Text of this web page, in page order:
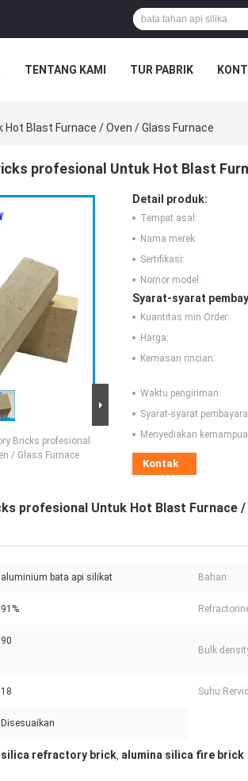
TENTANG KAMI TUR PABRIK
Blast Furnace / Oven / Glass Furnace
profesional Untuk Hot Blast
Bricks profesional
/ Glass Furnace
Detail produk:
Tempat asal:
Nama merek:
Sertifikasi:
Nomor model:
Syarat-syarat
Kuantitas min Order:
Harga:
Kemasan rincian:
Waktu pengiriman:
Syarat-syarat
Menyediakan
Kontak
profesional Untuk Hot Blast Furnace /
aluminium bata api silikat Bahan:
91%
90
Bulk
18 Suhu
Disesuaikan
silica refractory brick, alumina silica fire brick